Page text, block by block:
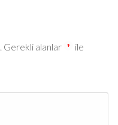
Gerekli alanlar * ile